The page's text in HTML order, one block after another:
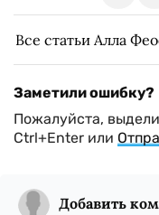
Все статьи Алла
Заметили ошибку?
Пожалуйста,
Ctrl+Enter или
Добавить